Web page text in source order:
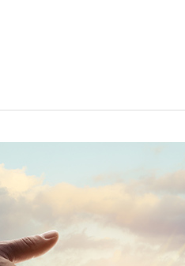
SERVICE AREA
BUSINESS